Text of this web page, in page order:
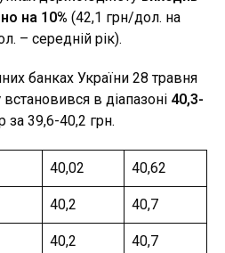
на 10% (42,1 грн/дол. на
– середній рік).
банках України 28 травня
встановився в діапазоні 40,3-
за 39,6-40,2 грн.
40,02 40,62
40,2 40,7
40,2 40,7